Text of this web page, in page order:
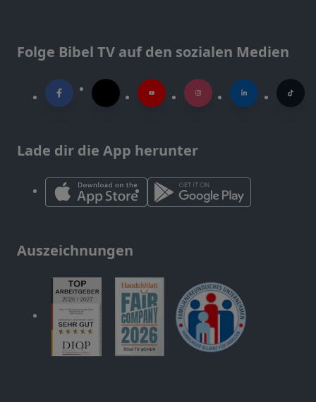
Folge Bibel TV auf den sozialen Medien
Lade dir die App herunter
Auszeichnungen